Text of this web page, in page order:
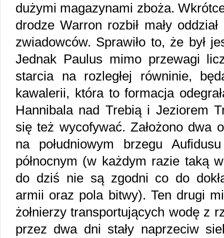
dużymi magazynami zboża.
drodze Warron rozbił mały
zwiadowców. Sprawiło to, że był
Jednak Paulus mimo przewagi
starcia na rozległej równinie,
kawalerii, która to formacja
Hannibala nad Trebią i Jeziorem
się też wycofywać. Założono dwa
na południowym brzegu
północnym (w każdym razie taką
do dziś nie są zgodni co do
armii oraz pola bitwy). Ten drugi
żołnierzy transportujących wodę z
przez dwa dni stały naprzeciw